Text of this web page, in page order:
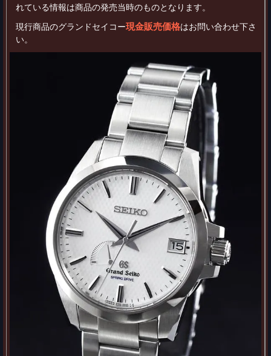
れている情報は商品の発売当時のものとなります。
現行商品のグランドセイコー現金販売価格はお問い合わせ下さ
い。